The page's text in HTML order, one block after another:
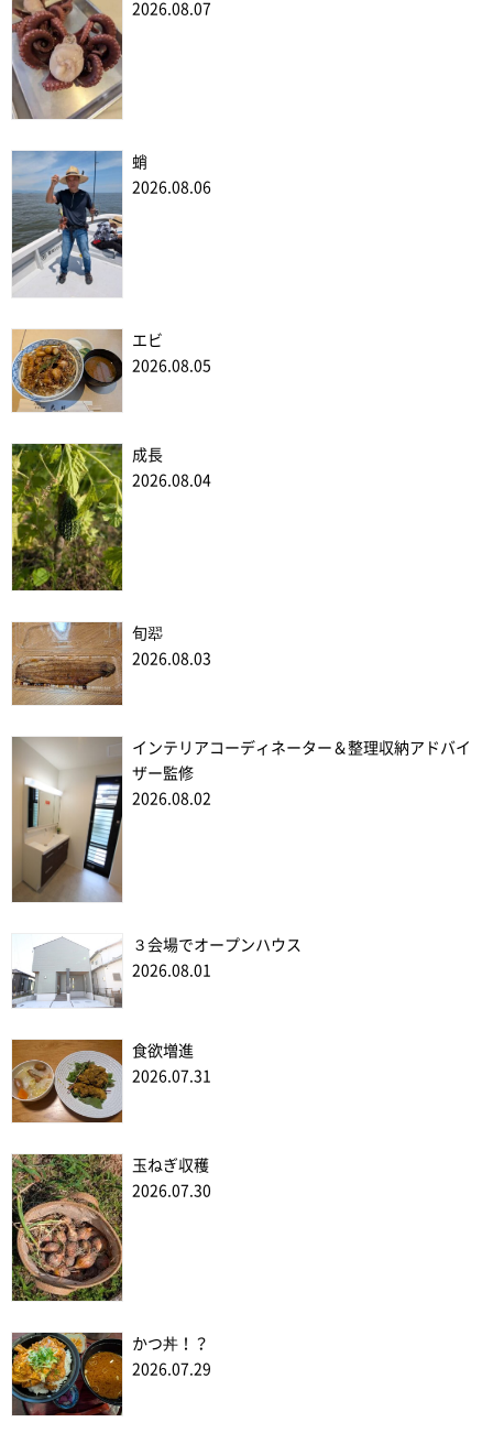
2026.08.07
蛸
2026.08.06
エビ
2026.08.05
成長
2026.08.04
旬翆
2026.08.03
インテリアコーディネーター＆整理収納アドバイ
ザー監修
2026.08.02
３会場でオープンハウス
2026.08.01
食欲増進
2026.07.31
玉ねぎ収穫
2026.07.30
かつ丼！？
2026.07.29